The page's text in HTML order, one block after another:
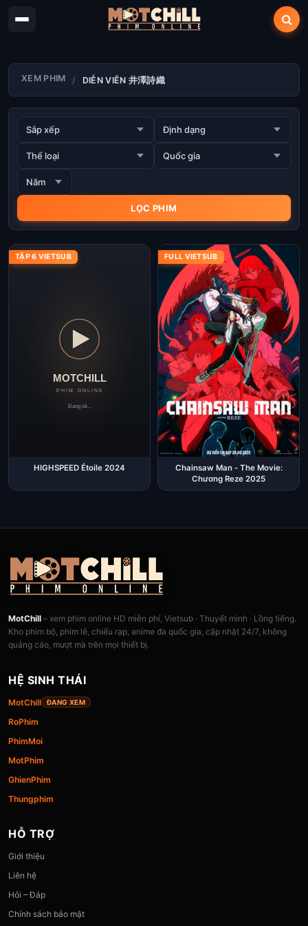
XEM PHIM DIỄN VIÊN 井澤詩織
TẬP 6 VIETSUB
HIGHSPEED Étoile 2024
FULL VIETSUB
Chainsaw Man - The Movie:
Chương Reze 2025
MotChill – xem phim online HD miễn phí, Vietsub · Thuyết minh · Lồng tiếng.
Kho phim bộ, phim lẻ, chiếu rạp, anime đa quốc gia, cập nhật 24/7, không
quảng cáo, mượt mà trên mọi thiết bị.
HỆ SINH THÁI
MotChill ĐANG XEM
RoPhim
PhimMoi
MotPhim
GhienPhim
Thungphim
HỖ TRỢ
Giới thiệu
Liên hệ
Hỏi – Đáp
Chính sách bảo mật